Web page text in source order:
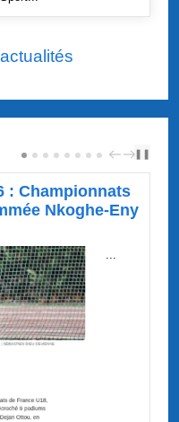
PREVNEXT
❚❚
: Championnats
Nkoghe-Eny
...